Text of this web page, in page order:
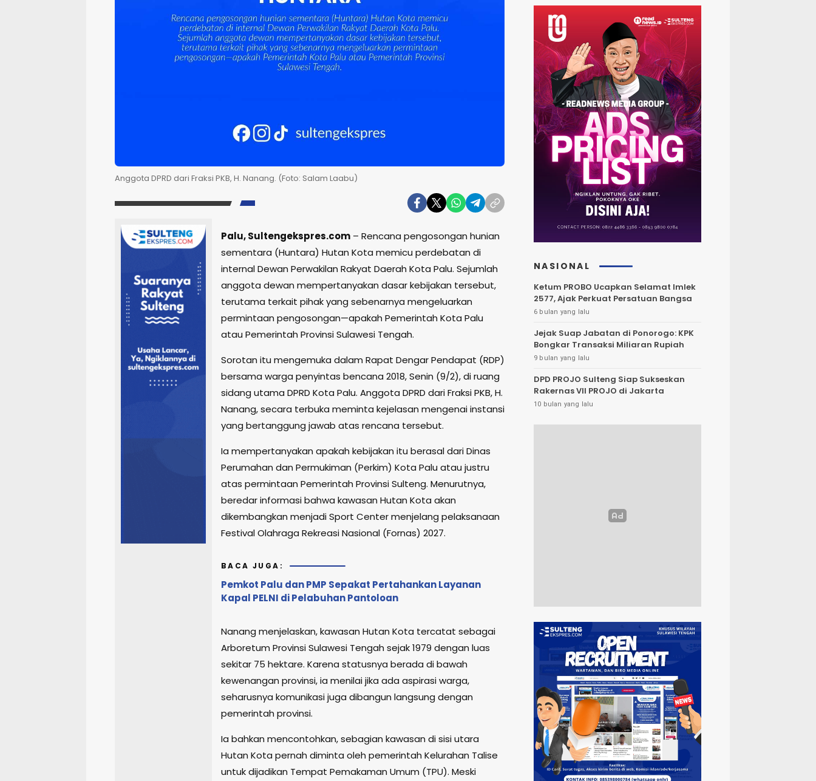
Anggota DPRD dari Fraksi PKB, H. Nanang. (Foto: Salam Laabu)
Palu, Sultengekspres.com – Rencana pengosongan hunian
sementara (Huntara) Hutan Kota memicu perdebatan di
internalDewan Perwakilan Rakyat Daerah Kota Palu. Sejumlah
anggota dewan mempertanyakan dasar kebijakan tersebut,
terutama terkait pihak yang sebenarnya mengeluarkan
permintaan pengosongan—apakah Pemerintah Kota Palu
atau Pemerintah Provinsi Sulawesi Tengah.
Sorotan itu mengemuka dalam Rapat Dengar Pendapat (RDP)
bersama warga penyintas bencana 2018, Senin (9/2), di ruang
sidang utama DPRD Kota Palu. Anggota DPRD dari Fraksi PKB, H.
Nanang, secara terbuka meminta kejelasan mengenai instansi
yang bertanggung jawab atas rencana tersebut.
Ia mempertanyakan apakah kebijakan itu berasal dari Dinas
Perumahan dan Permukiman (Perkim) Kota Palu atau justru
atas permintaan Pemerintah Provinsi Sulteng. Menurutnya,
beredar informasi bahwa kawasan Hutan Kota akan
dikembangkan menjadi Sport Center menjelang pelaksanaan
Festival Olahraga Rekreasi Nasional (Fornas) 2027.
BACA JUGA:
Pemkot Palu dan PMP Sepakat Pertahankan Layanan
Kapal PELNI di Pelabuhan Pantoloan
Nanang menjelaskan, kawasan Hutan Kota tercatat sebagai
Arboretum Provinsi Sulawesi Tengah sejak 1979 dengan luas
sekitar 75 hektare. Karena statusnya berada di bawah
kewenangan provinsi, ia menilai jika ada aspirasi warga,
seharusnya komunikasi juga dibangun langsung dengan
pemerintah provinsi.
Ia bahkan mencontohkan, sebagian kawasan di sisi utara
Hutan Kota pernah diminta oleh pemerintah Kelurahan Talise
untuk dijadikan Tempat Pemakaman Umum (TPU). Meski
NASIONAL
Ketum PROBO Ucapkan Selamat Imlek
2577, Ajak Perkuat Persatuan Bangsa
6 bulan yang lalu
Jejak Suap Jabatan di Ponorogo: KPK
Bongkar Transaksi Miliaran Rupiah
9 bulan yang lalu
DPD PROJO Sulteng Siap Sukseskan
Rakernas VII PROJO di Jakarta
10 bulan yang lalu